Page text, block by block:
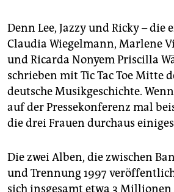
Denn Lee, Jazzy und Ricky – die
Claudia Wiegelmann, Marlene
und Ricarda Nonyem Priscilla
schrieben mit Tic Tac Toe Mitte
deutsche Musikgeschichte.
auf der Pressekonferenz mal
die drei Frauen durchaus
Die zwei Alben, die zwischen
und Trennung 1997
sich insgesamt etwa 3